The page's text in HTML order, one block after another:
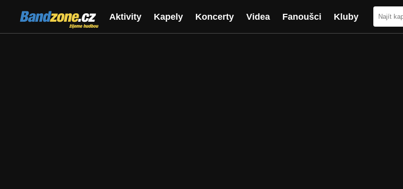
Bandzone.cz
žijeme hudbou
Aktivity Kapely Koncerty Videa Fanoušci Kluby